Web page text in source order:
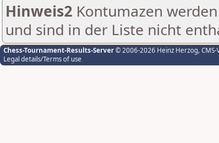
Hinweis2 Kontumazen
und sind in der Liste nicht
Chess-Tournament-Results-Server© 2006-2026 Heinz Herzog,
Legal details/Terms of use